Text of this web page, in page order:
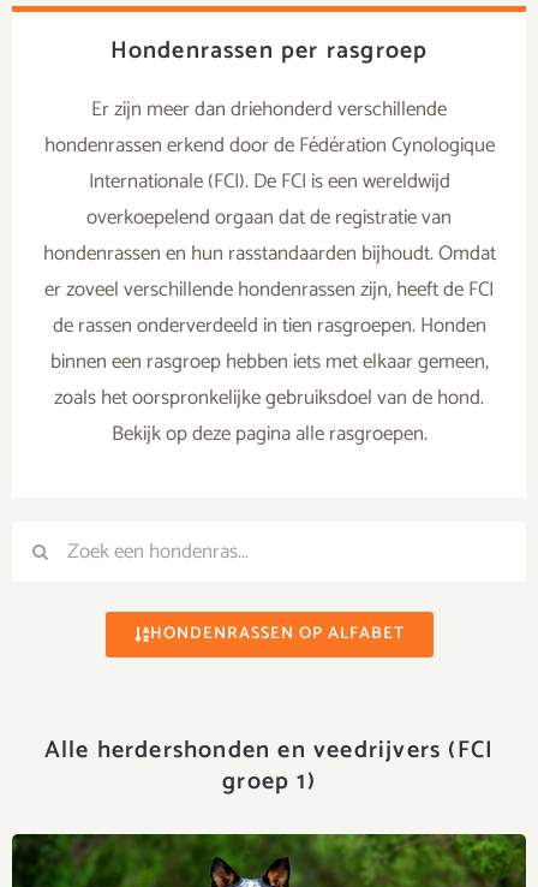
Hondenrassen per rasgroep
Er zijn meer dan driehonderd verschillende
hondenrassen erkend door de Fédération Cynologique
Internationale (FCI). De FCI is een wereldwijd
overkoepelend orgaan dat de registratie van
hondenrassen en hun rasstandaarden bijhoudt. Omdat
er zoveel verschillende hondenrassen zijn, heeft de FCI
de rassen onderverdeeld in tien rasgroepen. Honden
binnen een rasgroep hebben iets met elkaar gemeen,
zoals het oorspronkelijke gebruiksdoel van de hond.
Bekijk op deze pagina alle rasgroepen.
ZoekenZoeken
HONDENRASSEN OP ALFABET
Alle herdershonden en veedrijvers (FCI
groep 1)